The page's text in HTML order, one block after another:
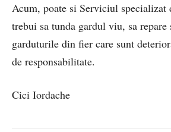
Acum, poate si Serviciul
trebui sa tunda gardul viu, sa repare
garduturile din fier care sunt
de responsabilitate.
Cici Iordache